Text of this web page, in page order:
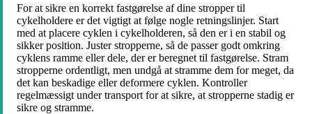
For at sikre en korrekt fastgørelse af dine stropper til
cykelholdere er det vigtigt at følge nogle retningslinjer. Start
med at placere cyklen i cykelholderen, så den er i en stabil og
sikker position. Juster stropperne, så de passer godt omkring
cyklens ramme eller dele, der er beregnet til fastgørelse. Stram
stropperne ordentligt, men undgå at stramme dem for meget, da
det kan beskadige eller deformere cyklen. Kontroller
regelmæssigt under transport for at sikre, at stropperne stadig er
sikre og stramme.